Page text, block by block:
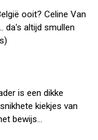
ooit? Celine Van
da's altijd smullen
is een dikke
kiekjes van
bewijs...